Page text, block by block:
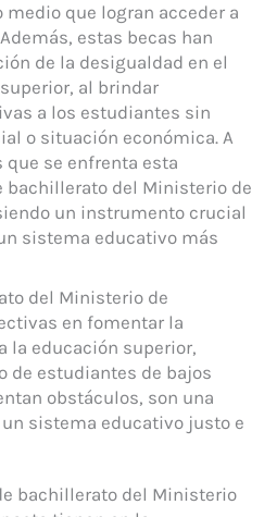
que logran acceder a
estas becas han
de la desigualdad en el
al brindar
a los estudiantes sin
o situación económica. A
que se enfrenta esta
bachillerato del Ministerio de
un instrumento crucial
sistema educativo más
del Ministerio de
en fomentar la
la educación superior,
de estudiantes de bajos
obstáculos, son una
sistema educativo justo e
bachillerato del Ministerio